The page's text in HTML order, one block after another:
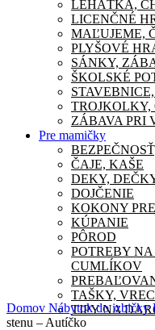
LEHÁTKA,
LICENČNÉ
MAĽUJEME,
PLYŠOVÉ
SÁNKY,
ŠKOLSKÉ
ZÁBAVA PRI
Pre mamičky
ČAJE, KAŠE
DEKY,
DOJČENIE
KOKONY
KÚPANIE
PÔROD
POTREBY
CUMLÍKOV
TAŠKY,
TIPY NA
Domov Nábytok do izbičky
stenu – Autíčko